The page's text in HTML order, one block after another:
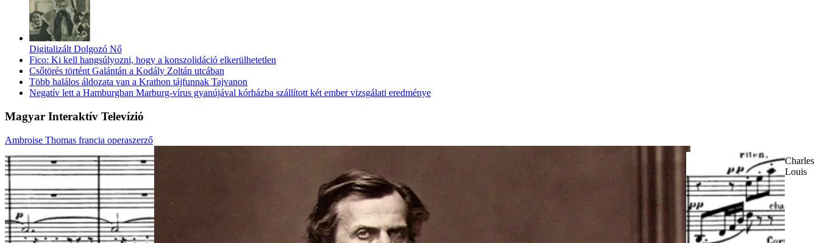
Digitalizált Dolgozó Nő
Fico: Ki kell hangsúlyozni, hogy a konszolidáció elkerülhetetlen
Csőtörés történt Galántán a Kodály Zoltán utcában
Több halálos áldozata van a Krathon tájfunnak Tajvanon
Negatív lett a Hamburgban Marburg-vírus gyanújával kórházba szállított két ember vizsgálati eredménye
Magyar Interaktív Televízió
Ambroise Thomas francia operaszerző
Charles
Louis